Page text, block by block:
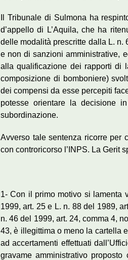
Il Tribunale di Sulmona ha
d’appello di L’Aquila, che ha
delle modalità prescritte dalla L.
e non di sanzioni amministrative,
alla qualificazione dei rapporti di
composizione di bomboniere)
dei compensi da esse percepiti
potesse orientare la decisione
subordinazione.
Avverso tale sentenza ricorre per
con controricorso l’INPS. La Gerit
1- Con il primo motivo si lamenta
1999, art. 25 e L. n. 88 del 1989,
n. 46 del 1999, art. 24, comma 4,
43, è illegittima o meno la cartella
ad accertamenti effettuati
gravame amministrativo